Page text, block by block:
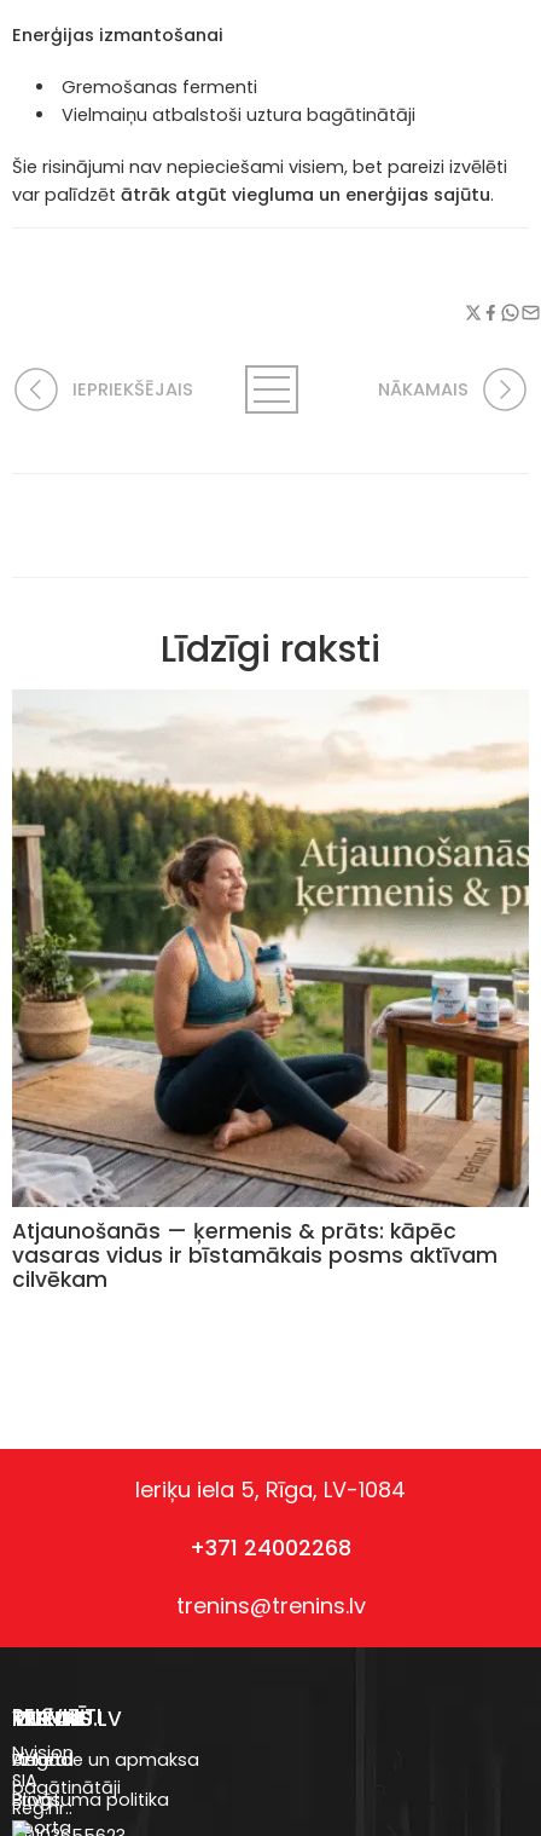
Enerģijas izmantošanai
Gremošanas fermenti
Vielmaiņu atbalstoši uztura bagātinātāji
Šie risinājumi nav nepieciešami visiem, bet pareizi izvēlēti
var palīdzēt ātrāk atgūt viegluma un enerģijas sajūtu.
IEPRIEKŠĒJAIS NĀKAMAIS
Līdzīgi raksti
Atjaunošanās — ķermenis & prāts: kāpēc
vasaras vidus ir bīstamākais posms aktīvam
cilvēkam
Ieriķu iela 5, Rīga, LV-1084
+371 24002268
trenins@trenins.lv
REKVIZĪTI
Nvision
SIA
Reģ.nr.:
VEIKALS
Uztura
bagātinātāji
Sporta
TRENINS.LV
Anketa
Blogs
IZVĒLNE
Piegāde un apmaksa
Privātuma politika